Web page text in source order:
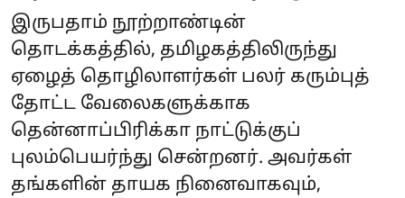
இருபதாம் நூற்றாண்டின்
தொடக்கத்தில், தமிழகத்திலிருந்து
ஏழைத் தொழிலாளர்கள் பலர் கரும்புத்
தோட்ட வேலைகளுக்காக
தென்னாப்பிரிக்கா நாட்டுக்குப்
புலம்பெயர்ந்து சென்றனர். அவர்கள்
தங்களின் தாயக நினைவாகவும்,